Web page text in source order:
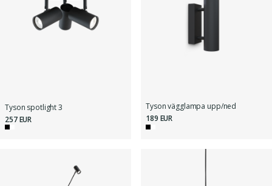
Tyson spotlight 3
257 EUR
Tyson vägglampa upp/ned
189 EUR